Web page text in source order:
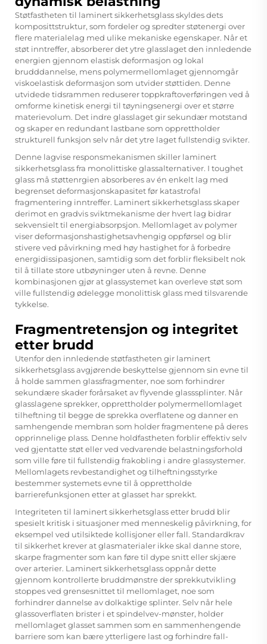
Støtfastheten til laminert sikkerhetsglass skyldes dets
komposittstruktur, som fordeler og spredter støtenergi over
flere materialelag med ulike mekaniske egenskaper. Når et
støt inntreffer, absorberer det ytre glasslaget den innledende
energien gjennom elastisk deformasjon og lokal
brudddannelse, mens polymermellomlaget gjennomgår
viskoelastisk deformasjon som utvider støttiden. Denne
utvidede tidsrammen reduserer toppkraftoverføringen ved å
omforme kinetisk energi til tøyningsenergi over et større
materievolum. Det indre glasslaget gir sekundær motstand
og skaper en redundant lastbane som opprettholder
strukturell funksjon selv når det ytre laget fullstendig svikter.
Denne lagvise responsmekanismen skiller laminert
sikkerhetsglassfra monolittiske glassalternativer. I toughet
glass må støttenrgien absorberes av én enkelt lag med
begrenset deformasjonskapasitet før katastrofal
fragmentering inntreffer. Laminert sikkerhetsglass skaper
derimot en gradvis sviktmekanisme der hvert lag bidrar
sekvensielt til energiabsorpsjon. Mellomlaget av polymer
viser deformasjonshastighetsavhengig oppførsel og blir
stivere ved påvirkning med høy hastighet for å forbedre
energidissipasjonen, samtidig som det forblir fleksibelt nok
til å tillate store utbøyninger uten å revne. Denne
kombinasjonen gjør at glassystemet kan overleve støt som
ville fullstendig ødelegge monolittisk glass med tilsvarende
tykkelse.
Fragmentretensjon og integritet
etter brudd
Utenfor den innledende støtfastheten gir laminert
sikkerhetsglass avgjørende beskyttelse gjennom sin evne til
å holde sammen glassfragmenter, noe som forhindrer
sekundære skader forårsaket av flyvende glasssplinter. Når
glasslagene sprekker, opprettholder polymermellomlaget
tilheftning til begge de sprekka overflatene og danner en
samhengende membran som holder fragmentene på deres
opprinnelige plass. Denne holdfastheten forblir effektiv selv
ved gjentatte støt eller ved vedvarende belastningsforhold
som ville føre til fullstendig frakobling i andre glassystemer.
Mellomlagets revbestandighet og tilheftningsstyrke
bestemmer systemets evne til å opprettholde
barrierefunksjonen etter at glasset har sprekkt.
Integriteten til laminert sikkerhetsglass etter brudd blir
spesielt kritisk i situasjoner med menneskelig påvirkning, for
eksempel ved utilsiktede kollisjoner eller fall. Standardkrav
til sikkerhet krever at glasmaterialer ikke skal danne store,
skarpe fragmenter som kan føre til dype snitt eller skjære
over arterier. Laminert sikkerhetsglass oppnår dette
gjennom kontrollerte bruddmønstre der sprekkutvikling
stoppes ved grensesnittet til mellomlaget, noe som
forhindrer dannelse av dolkaktige splinter. Selv når hele
glassoverflaten brister i et spindelvev-mønster, holder
mellomlaget glasset sammen som en sammenhengende
barriere som kan bære ytterligere last og forhindre fall-